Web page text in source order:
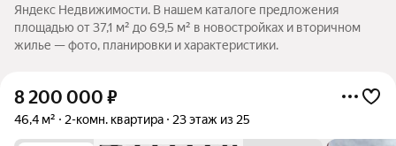
Яндекс Недвижимости. В нашем каталоге предложения
площадью от 37,1 м² до 69,5 м² в новостройках и вторичном
жилье — фото, планировки и характеристики.
8 200 000 ₽
46,4 м² 2-комн. квартира 23 этаж из 25